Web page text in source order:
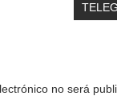
no será